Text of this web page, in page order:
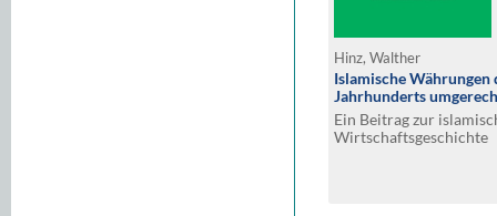
Hinz, Walther
Islamische Währungen
Jahrhunderts
Ein Beitrag zur
Wirtschaftsgeschichte